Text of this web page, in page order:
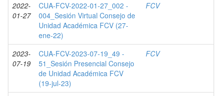
2022-
01-27
CUA-FCV-2022-01-27_002 -
004_Sesión Virtual Consejo de
Unidad Académica FCV (27-
ene-22)
FCV
2023-
07-19
CUA-FCV-2023-07-19_49 -
51_Sesión Presencial Consejo
de Unidad Académica FCV
(19-jul-23)
FCV